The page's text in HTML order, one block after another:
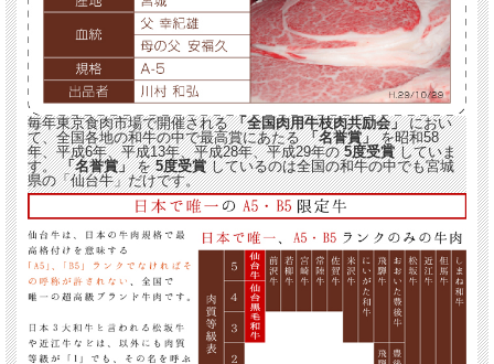
毎年東京食肉市場で開催される「全国肉用牛枝肉共励会」におい
て、全国各地の和牛の中で最高賞にあたる「名誉賞」を昭和58
年、平成6年、平成13年、平成28年、平成29年の5度受賞していま
す。「名誉賞」を5度受賞しているのは全国の和牛の中でも宮城
県の「仙台牛」だけです。